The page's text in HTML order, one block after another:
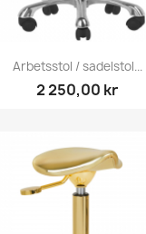
Snabbvy
Arbetsstol / sadelstol...
2 250,00 kr